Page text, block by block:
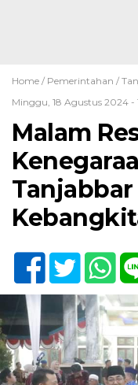
Home / Pemerintahan /
Minggu, 18 Agustus 2024 -
Malam